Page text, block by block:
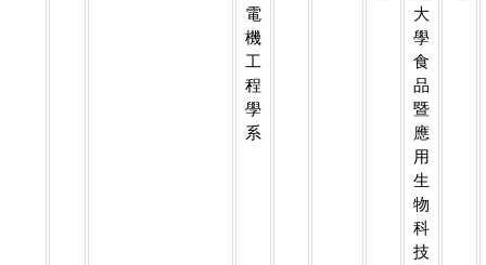
電
機
工
程
學
系
大
學
食
品
暨
應
用
生
物
科
技